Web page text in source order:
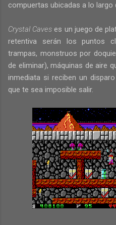
compuertas ubicadas a lo largo
Crystal Caves es un juego de
retentiva serán los puntos
trampas, monstruos por
de eliminar), máquinas de aire
inmediata si reciben un
que te sea imposible salir.